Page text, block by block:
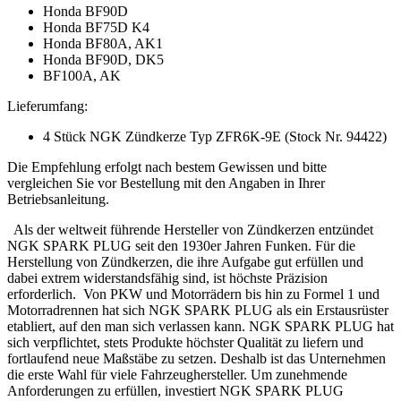
Honda BF90D
Honda BF75D K4
Honda BF80A, AK1
Honda BF90D, DK5
BF100A, AK
Lieferumfang:
4 Stück NGK Zündkerze Typ ZFR6K-9E (Stock Nr. 94422)
Die Empfehlung erfolgt nach bestem Gewissen und bitte
vergleichen Sie vor Bestellung mit den Angaben in Ihrer
Betriebsanleitung.
Als der weltweit führende Hersteller von Zündkerzen entzündet
NGK SPARK PLUG seit den 1930er Jahren Funken. Für die
Herstellung von Zündkerzen, die ihre Aufgabe gut erfüllen und
dabei extrem widerstandsfähig sind, ist höchste Präzision
erforderlich. Von PKW und Motorrädern bis hin zu Formel 1 und
Motorradrennen hat sich NGK SPARK PLUG als ein Erstausrüster
etabliert, auf den man sich verlassen kann. NGK SPARK PLUG hat
sich verpflichtet, stets Produkte höchster Qualität zu liefern und
fortlaufend neue Maßstäbe zu setzen. Deshalb ist das Unternehmen
die erste Wahl für viele Fahrzeughersteller. Um zunehmende
Anforderungen zu erfüllen, investiert NGK SPARK PLUG